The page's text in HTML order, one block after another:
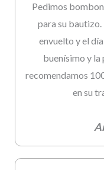
Pedimos
para su
envuelto y el
buenísimo y la
recomendamos
en su